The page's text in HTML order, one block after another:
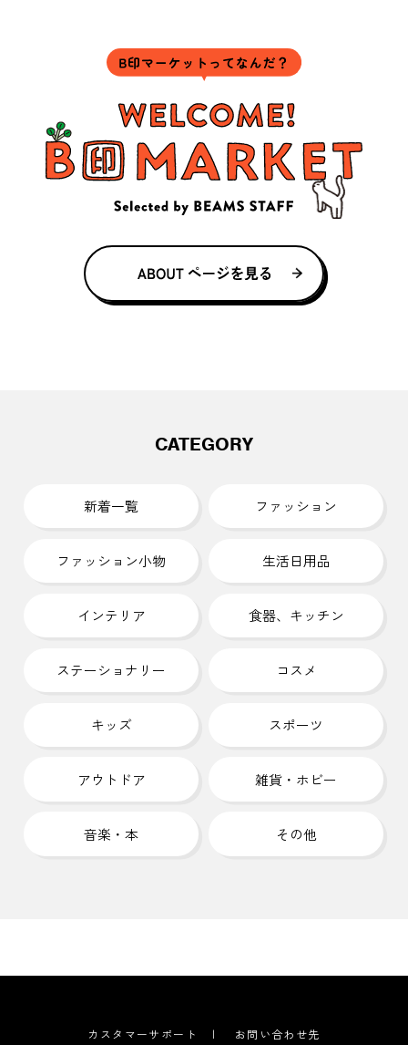
CATEGORY
新着一覧 ファッション
ファッション小物 生活日用品
インテリア 食器、キッチン
ステーショナリー コスメ
キッズ スポーツ
アウトドア 雑貨・ホビー
音楽・本 その他
カスタマーサポート お問い合わせ先